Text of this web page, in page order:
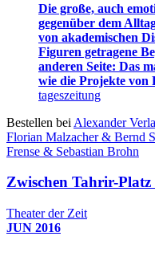
Die große, auch
gegenüber dem
von akademischen
Figuren getragene
anderen Seite: Das
wie die Projekte von
tageszeitung
Bestellen bei Alexander
Florian Malzacher & Bernd
Frense & Sebastian Brohn
Zwischen Tahrir-
Theater der Zeit
JUN 2016